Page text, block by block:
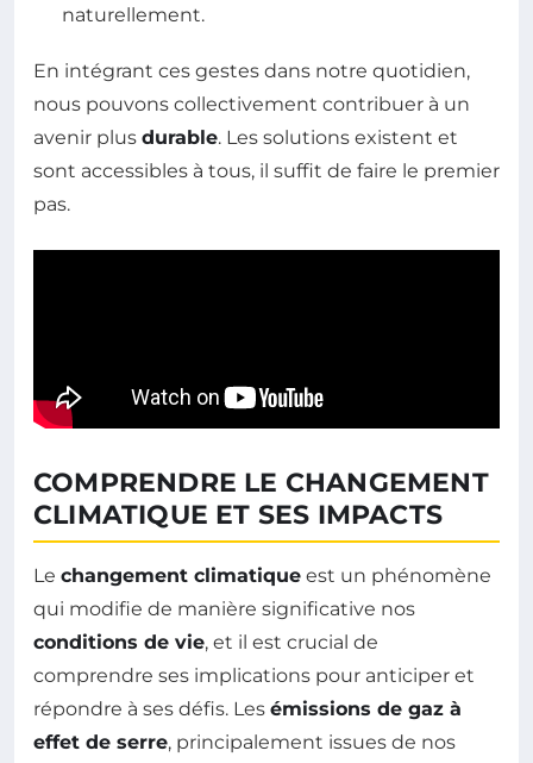
naturellement.
En intégrant ces gestes dans notre quotidien,
nous pouvons collectivement contribuer à un
avenir plus durable. Les solutions existent et
sont accessibles à tous, il suffit de faire le premier
pas.
COMPRENDRE LE CHANGEMENT
CLIMATIQUE ET SES IMPACTS
Le changement climatique est un phénomène
qui modifie de manière significative nos
conditions de vie, et il est crucial de
comprendre ses implications pour anticiper et
répondre à ses défis. Les émissions de gaz à
effet de serre, principalement issues de nos